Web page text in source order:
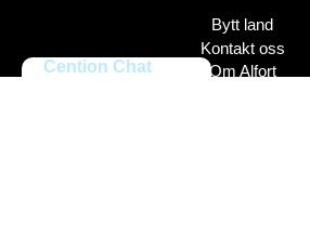
Bytt land
Kontakt oss
Om Alfort
Cention Chat